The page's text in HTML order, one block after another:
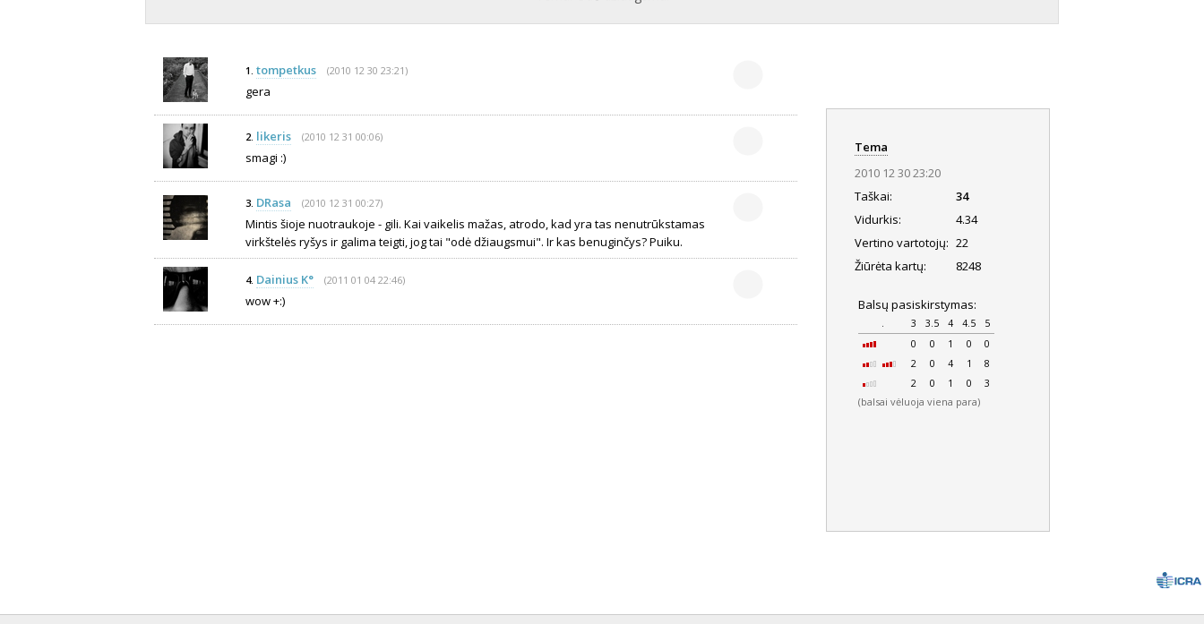
1. tompetkus (2010 12 30 23:21)
gera
2. likeris (2010 12 31 00:06)
smagi :)
3. DRasa (2010 12 31 00:27)
Mintis šioje nuotraukoje - gili. Kai vaikelis mažas, atrodo, kad yra tas nenutrūkstamas
virkštelės ryšys ir galima teigti, jog tai "odė džiaugsmui". Ir kas benuginčys? Puiku.
4. Dainius K° (2011 01 04 22:46)
wow +:)
Tema
2010 12 30 23:20
Taškai:
34
Vidurkis:
4.34
Vertino vartotojų: 22
Žiūrėta kartų:
8248
Balsų pasiskirstymas:
. 3 3.5 4 4.5
5
0
0 1 0
0
2
0 4 1
8
2
0 1 0 3
(balsai vėluoja viena para)